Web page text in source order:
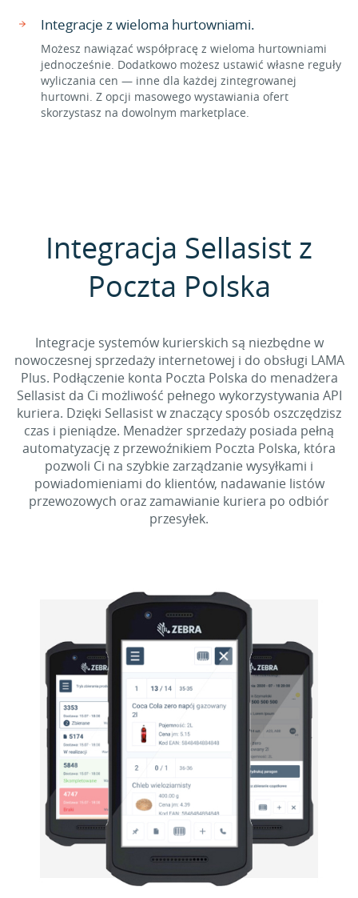
Integracje z wieloma hurtowniami.
Możesz nawiązać współpracę z wieloma hurtowniami
jednocześnie. Dodatkowo możesz ustawić własne reguły
wyliczania cen — inne dla każdej zintegrowanej
hurtowni. Z opcji masowego wystawiania ofert
skorzystasz na dowolnym marketplace.
Integracja Sellasist z
Poczta Polska
Integracje systemów kurierskich są niezbędne w
nowoczesnej sprzedaży internetowej i do obsługi LAMA
Plus. Podłączenie konta Poczta Polska do menadżera
Sellasist da Ci możliwość pełnego wykorzystywania API
kuriera. Dzięki Sellasist w znaczący sposób oszczędzisz
czas i pieniądze. Menadżer sprzedaży posiada pełną
automatyzację z przewoźnikiem Poczta Polska, która
pozwoli Ci na szybkie zarządzanie wysyłkami i
powiadomieniami do klientów, nadawanie listów
przewozowych oraz zamawianie kuriera po odbiór
przesyłek.